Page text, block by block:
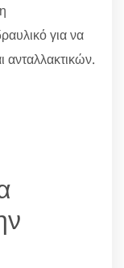
για να
ανταλλακτικών.